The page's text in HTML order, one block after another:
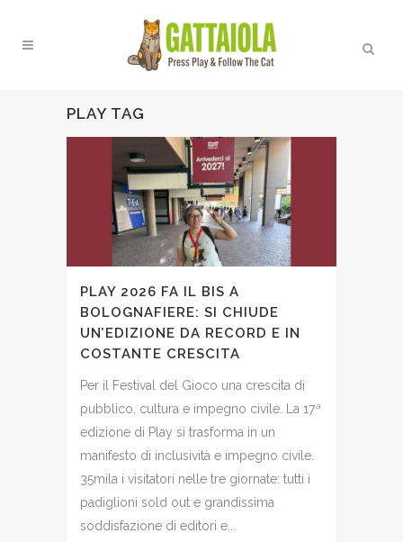
PLAY TAG
PLAY 2026 FA IL BIS A
BOLOGNAFIERE: SI CHIUDE
UN’EDIZIONE DA RECORD E IN
COSTANTE CRESCITA
Per il Festival del Gioco una crescita di
pubblico, cultura e impegno civile. La 17ª
edizione di Play si trasforma in un
manifesto di inclusività e impegno civile.
35mila i visitatori nelle tre giornate: tutti i
padiglioni sold out e grandissima
soddisfazione di editori e...